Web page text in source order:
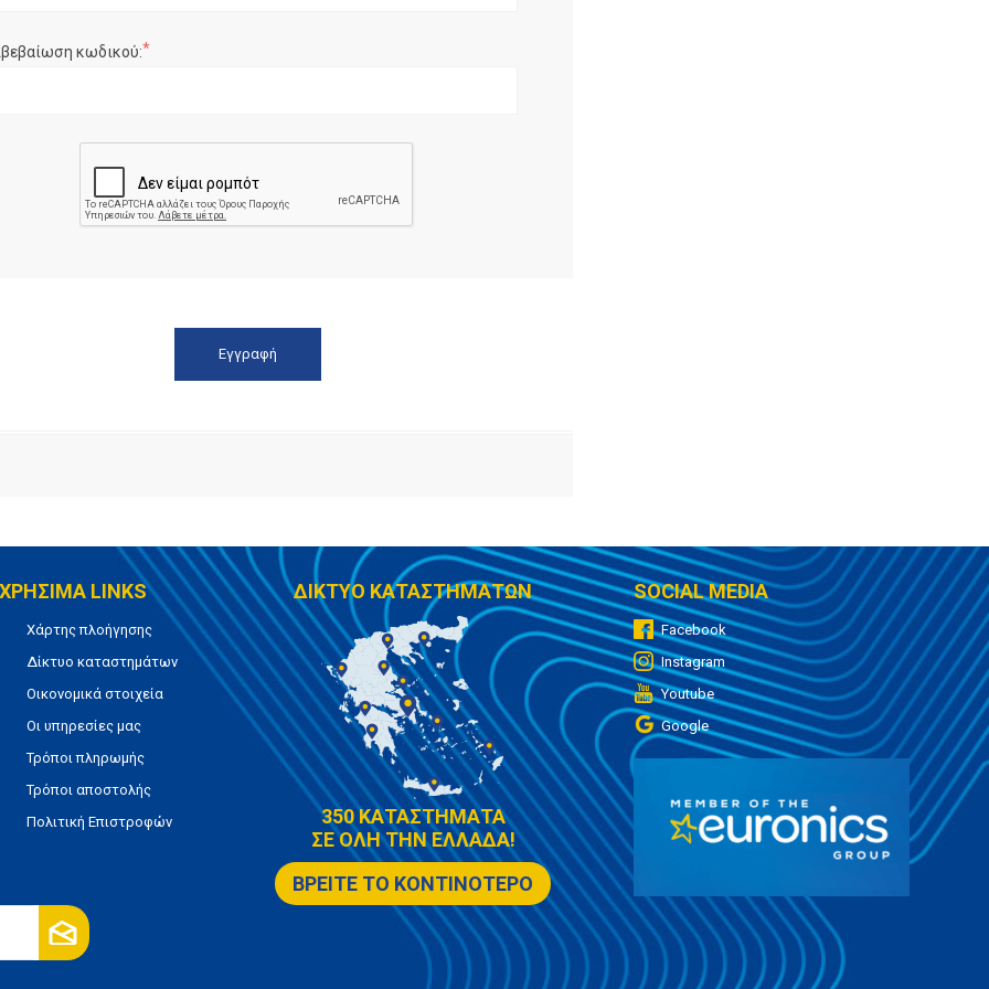
κωδικού:*
ΧΡΗΣΙΜΑ LINKS
Χάρτης πλοήγησης
Δίκτυο καταστημάτων
Οικονομικά στοιχεία
Οι υπηρεσίες μας
Τρόποι πληρωμής
Τρόποι αποστολής
Πολιτική Επιστροφών
ΔΙΚΤΥΟ ΚΑΤΑΣΤΗΜΑΤΩΝ
350 ΚΑΤΑΣΤΗΜΑΤΑ
ΣΕ ΟΛΗ ΤΗΝ ΕΛΛΑΔΑ!
ΒΡΕΙΤΕ ΤΟ ΚΟΝΤΙΝΟΤΕΡΟ
SOCIAL MEDIA
Facebook
Instagram
Youtube
Google